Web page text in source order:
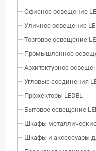
Офисное освещение
Уличное освещение
Торговое освещение
Промышленное
Архитектурное
Угловые соединения
Прожекторы LEDEL
Бытовое освещение
Шкафы
Шкафы и аксессуары